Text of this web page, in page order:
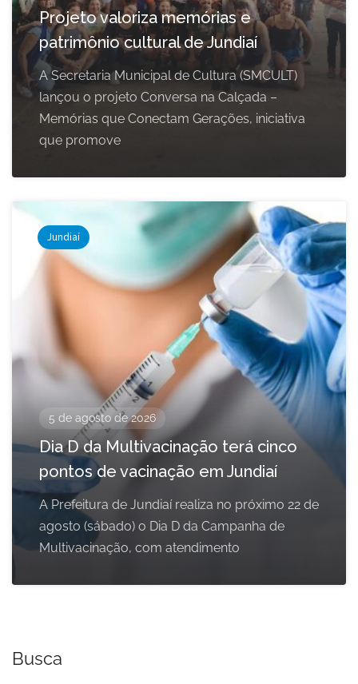
Projeto valoriza memórias e
patrimônio cultural de Jundiaí
A Secretaria Municipal de Cultura (SMCULT)
lançou o projeto Conversa na Calçada –
Memórias que Conectam Gerações, iniciativa
que promove
Jundiaí
5 de agosto de 2026
Dia D da Multivacinação terá cinco
pontos de vacinação em Jundiaí
A Prefeitura de Jundiaí realiza no próximo 22 de
agosto (sábado) o Dia D da Campanha de
Multivacinação, com atendimento
Busca